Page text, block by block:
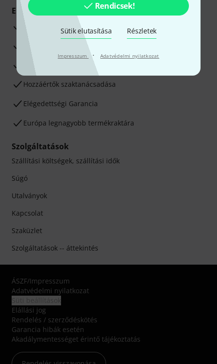
Rendicsek!
Sütik elutasítása Részletek
Impresszum · Adatvédelmi nyilatkozat
Előnyök
3 éves Thomann-garancia
30 napos pénzvisszafizetési garancia
Hozzáértők szaktanácsadása
Elégedettségi Garancia
Európa legnagyobb termékraktára
Szolgáltatások
Szállítási költségek, szállítási idők
Súgó
Utalványok
Kapcsolat
Szaküzlet
Szolgáltatások -- áttekintés
ÁSZF/Impresszum
Adatvédelmi nyilatkozat
Elállási jog
Rendelés / szerződéskötés
Garancia hibák esetén
Akadálymentességet érintő tájékoztatás